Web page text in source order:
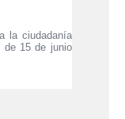
la ciudadanía
de 15 de junio